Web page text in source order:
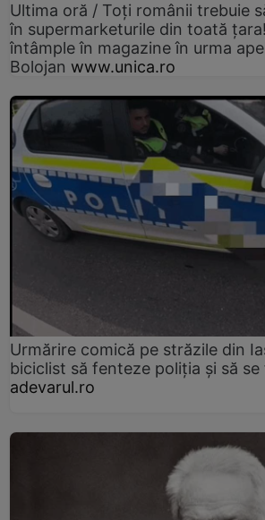
Ultima oră / Toți românii trebuie
în supermarketurile din toată
întâmple în magazine în urma
Bolojan www.unica.ro
Urmărire comică pe străzile din
biciclist să fenteze poliția și să
adevarul.ro